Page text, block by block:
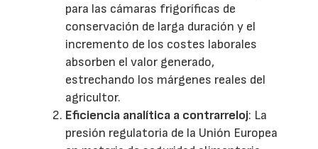
para las cámaras frigoríficas de
conservación de larga duración y el
incremento de los costes laborales
absorben el valor generado,
estrechando los márgenes reales del
agricultor.
Eficiencia analítica a contrarreloj: La
presión regulatoria de la Unión Europea